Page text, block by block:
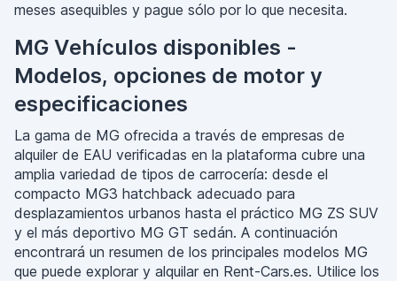
meses asequibles y pague sólo por lo que necesita.
MG Vehículos disponibles -
Modelos, opciones de motor y
especificaciones
La gama de MG ofrecida a través de empresas de
alquiler de EAU verificadas en la plataforma cubre una
amplia variedad de tipos de carrocería: desde el
compacto MG3 hatchback adecuado para
desplazamientos urbanos hasta el práctico MG ZS SUV
y el más deportivo MG GT sedán. A continuación
encontrará un resumen de los principales modelos MG
que puede explorar y alquilar en Rent-Cars.es. Utilice los